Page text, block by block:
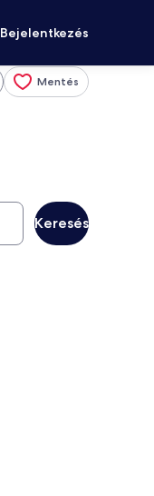
Bejelentkezés
Mentés
Keresés